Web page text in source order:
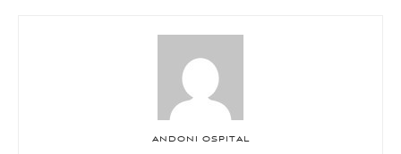
ANDONI OSPITAL